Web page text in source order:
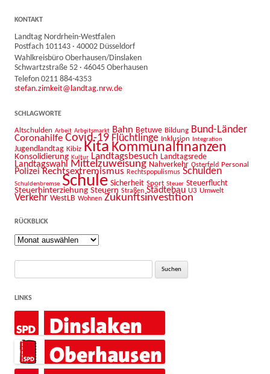
KONTAKT
Landtag Nordrhein-Westfalen
Postfach 101143 · 40002 Düsseldorf
Wahlkreisbüro Oberhausen/Dinslaken
Schwartzstraße 52 · 46045 Oberhausen
Telefon 0211 884-4353
stefan.zimkeit@landtag.nrw.de
SCHLAGWORTE
Altschulden Arbeit Arbeitsmarkt Bahn Betuwe Bildung Bund-Länder
Coronahilfe Covid-19 Flüchtlinge Inklusion Integration
Jugendlandtag Kibiz Kita Kommunalfinanzen
Konsolidierung Kultur Landtagsbesuch Landtagsrede
Landtagswahl Mittelzuweisung Nahverkehr Osterfeld Personal
Polizei Rechtsextremismus Rechtspopulismus Schulden
Schuldenbremse Schule Sicherheit Sport Steuer Steuerflucht
Steuerhinterziehung Steuern Straßen Städtebau U3 Umwelt
Verkehr WestLB Wohnen Zukunftsinvestition
RÜCKBLICK
Rückblick
Suche
LINKS